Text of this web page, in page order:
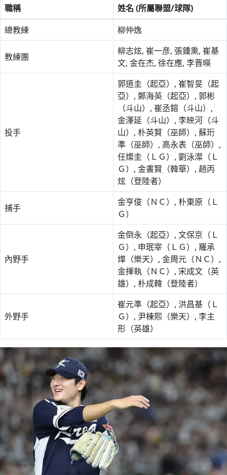
職稱
姓名 (所屬聯盟/球隊)
總教練
柳仲逸
教練團
柳志炫, 崔一彦, 張鍾熏, 崔基
文, 金在杰, 徐在應, 李晋暎
投手
郭道圭（起亞）, 崔智旻（起
亞）, 鄭海英（起亞）, 郭彬
（斗山）, 崔丞鎔（斗山）,
金澤延（斗山）, 李映河（斗
山）, 朴英賢（巫師）, 蘇珩
準（巫師）, 高永表（巫師）,
任燦圭（ＬＧ）, 劉泳澯（Ｌ
Ｇ）, 金書賢（韓華）, 趙丙
炫（登陸者）
捕手
金亨俊（ＮＣ）, 朴東原（Ｌ
Ｇ）
內野手
金倒永（起亞）, 文保京（Ｌ
Ｇ）, 申珉宰（ＬＧ）, 羅承
燁（樂天）, 金周元（ＮＣ）,
金揮執（ＮＣ）, 宋成文（英
雄）, 朴成韓（登陸者）
外野手
崔元準（起亞）, 洪昌基（Ｌ
Ｇ）, 尹棟熙（樂天）, 李主
形（英雄）